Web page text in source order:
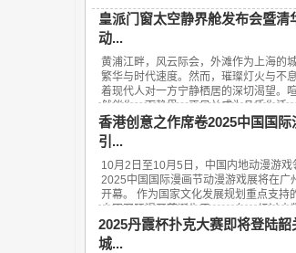
皇派门窗太空静界舱发布会暨清
动...
黄浦江畔，风云际会，外滩作为上海的
繁华与时代速度。然而，璀璨灯火与不
着现代人对一方宁静栖居的深切渴望。
然伴生，而静界，正日益成为品质生活...
香港创意之作席卷2025中国国
引...
10月2日至10月5日，中国内地动漫游戏
2025中国国际漫画节动漫游戏展将在广
开幕。 作为国家文化发展规划重点支持
中国国际漫画节诞生于2008年，经过十
2025丹霞杯扑克大赛即将登陆
城...